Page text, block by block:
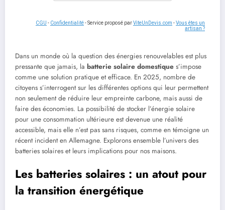
CGU - Confidentialité- Service proposé parViteUnDevis.com -Vous êtes un
artisan ?
Dans un monde où la question des énergies renouvelables est plus
pressante que jamais, la batterie solaire domestique s’impose
comme une solution pratique et efficace. En 2025, nombre de
citoyens s’interrogent sur les différentes options qui leur permettent
non seulement de réduire leur empreinte carbone, mais aussi de
faire des économies. La possibilité de stocker l’énergie solaire
pour une consommation ultérieure est devenue une réalité
accessible, mais elle n’est pas sans risques, comme en témoigne un
récent incident en Allemagne. Explorons ensemble l’univers des
batteries solaires et leurs implications pour nos maisons.
Les batteries solaires : un atout pour
la transition énergétique